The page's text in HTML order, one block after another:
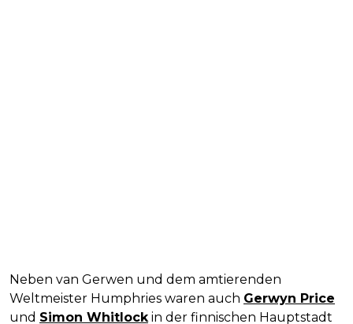
Neben van Gerwen und dem amtierenden
Weltmeister Humphries waren auch Gerwyn Price
und Simon Whitlockin der finnischen Hauptstadt